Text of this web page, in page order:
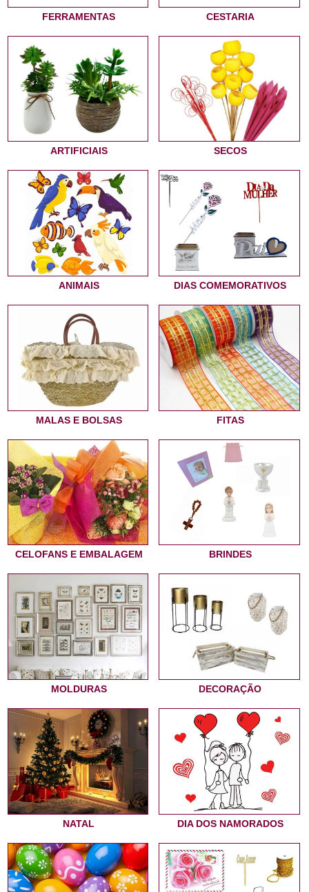
FERRAMENTAS CESTARIA
ARTIFICIAIS SECOS
ANIMAIS DIAS COMEMORATIVOS
MALAS E BOLSAS FITAS
CELOFANS E EMBALAGEM BRINDES
MOLDURAS DECORAÇÃO
NATAL DIA DOS NAMORADOS